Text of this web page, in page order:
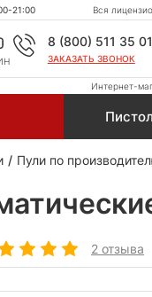
21:00 Вся
8 (800) 511 35 01
ЗАКАЗАТЬ ЗВОНОК
Интернет-
Пули по
2 отзыва